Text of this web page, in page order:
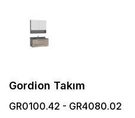
Gordion Takım
GR0100.42 - GR4080.02